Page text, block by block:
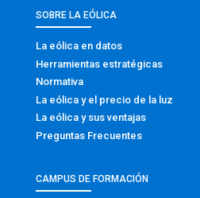
SOBRE LA EÓLICA
La eólica en datos
Herramientas estratégicas
Normativa
La eólica y el precio de la luz
La eólica y sus ventajas
Preguntas Frecuentes
CAMPUS DE FORMACIÓN